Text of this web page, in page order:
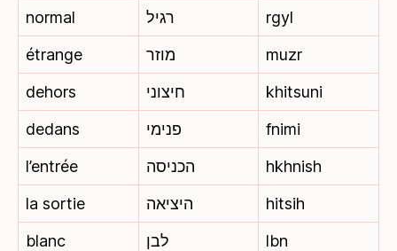
normal
רגיל
rgyl
étrange
מוזר
muzr
dehors
חיצוני
khitsuni
dedans
פנימי
fnimi
l’entrée
הכניסה
hkhnish
la sortie
היציאה
hitsih
blanc
לבן
lbn